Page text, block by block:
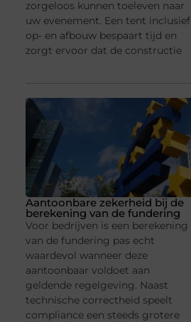
zorgeloos kunnen toeleven naar
uw evenement. Een tent inclusief
op- en afbouw bespaart tijd en
zorgt ervoor dat de constructie
Aantoonbare zekerheid bij de
berekening van de fundering
Voor bedrijven is een berekening
van de fundering pas echt
waardevol wanneer deze
aantoonbaar voldoet aan
geldende regelgeving. Naast
technische correctheid speelt
compliance een steeds grotere